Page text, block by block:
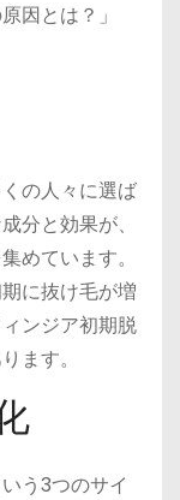
因とは？」
の人々に選ば
分と効果が、
めています。
に抜け毛が増
ンジア初期脱
ます。
う3つのサイ